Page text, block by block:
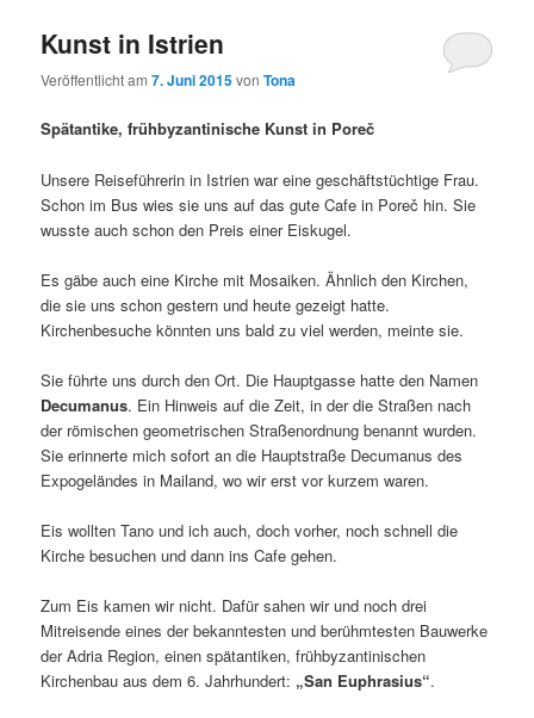
Kunst in Istrien
Veröffentlicht am7. Juni 2015vonTona
Spätantike, frühbyzantinische Kunst in Poreč
Unsere Reiseführerin in Istrien war eine geschäftstüchtige Frau.
Schon im Bus wies sie uns auf das gute Cafe in Poreč hin. Sie
wusste auch schon den Preis einer Eiskugel.
Es gäbe auch eine Kirche mit Mosaiken. Ähnlich den Kirchen,
die sie uns schon gestern und heute gezeigt hatte.
Kirchenbesuche könnten uns bald zu viel werden, meinte sie.
Sie führte uns durch den Ort. Die Hauptgasse hatte den Namen
Decumanus. Ein Hinweis auf die Zeit, in der die Straßen nach
der römischen geometrischen Straßenordnung benannt wurden.
Sie erinnerte mich sofort an die Hauptstraße Decumanus des
Expogeländes in Mailand, wo wir erst vor kurzem waren.
Eis wollten Tano und ich auch, doch vorher, noch schnell die
Kirche besuchen und dann ins Cafe gehen.
Zum Eis kamen wir nicht. Dafür sahen wir und noch drei
Mitreisende eines der bekanntesten und berühmtesten Bauwerke
der Adria Region, einen spätantiken, frühbyzantinischen
Kirchenbau aus dem 6. Jahrhundert: „San Euphrasius“.